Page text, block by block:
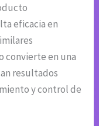
eficacia en
convierte en una
resultados
y control de